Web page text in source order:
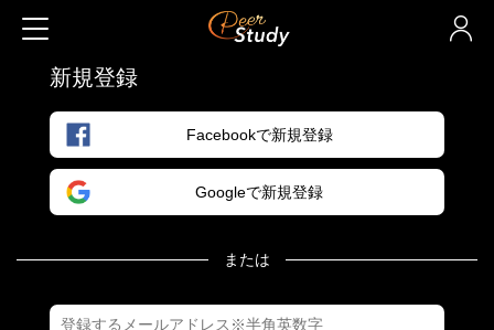
新規登録
Facebookで新規登録
Googleで新規登録
または